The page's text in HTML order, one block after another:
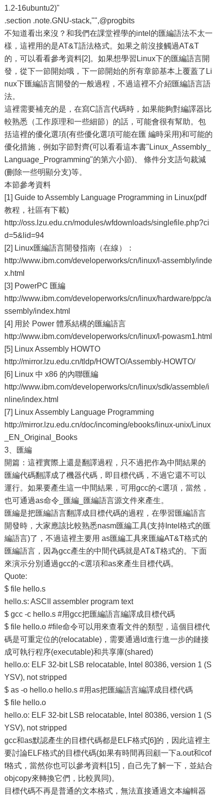
1.2-16ubuntu2)"
.section .note.GNU-stack,"",@progbits
不知道看出來沒？和我們在課堂裡學的intel的匯編語法不太一
樣，這裡用的是AT&T語法格式。如果之前沒接觸過AT&T
的，可以看看參考資料[2]。如果想學習Linux下的匯編語言開
發，從下一節開始哦，下一節開始的所有章節基本上覆蓋了Li
nux下匯編語言開發的一般過程，不過這裡不介紹匯編語言語
法。
這裡需要補充的是，在寫C語言代碼時，如果能夠對編譯器比
較熟悉（工作原理和一些細節）的話，可能會很有幫助。包
括這裡的優化選項(有些優化選項可能在匯 編時采用)和可能的
優化措施，例如字節對齊(可以看看這本書"Linux_Assembly_
Language_Programming"的第六小節)、 條件分支語句裁減
(刪除一些明顯分支)等。
本節參考資料
[1] Guide to Assembly Language Programming in Linux(pdf
教程，社區有下載)
http://oss.lzu.edu.cn/modules/wfdownloads/singlefile.php?ci
d=5&lid=94
[2] Linux匯編語言開發指南（在線）：
http://www.ibm.com/developerworks/cn/linux/l-assembly/inde
x.html
[3] PowerPC 匯編
http://www.ibm.com/developerworks/cn/linux/hardware/ppc/a
ssembly/index.html
[4] 用於 Power 體系結構的匯編語言
http://www.ibm.com/developerworks/cn/linux/l-powasm1.html
[5] Linux Assembly HOWTO
http://mirror.lzu.edu.cn/tldp/HOWTO/Assembly-HOWTO/
[6] Linux 中 x86 的內聯匯編
http://www.ibm.com/developerworks/cn/linux/sdk/assemble/i
nline/index.html
[7] Linux Assembly Language Programming
http://mirror.lzu.edu.cn/doc/incoming/ebooks/linux-unix/Linux
_EN_Original_Books
3、匯編
開篇：這裡實際上還是翻譯過程，只不過把作為中間結果的
匯編代碼翻譯成了機器代碼，即目標代碼，不過它還不可以
運行。如果要產生這一中間結果，可用gcc的-c選項，當然，
也可通過as命令_匯編_匯編語言源文件來產生。
匯編是把匯編語言翻譯成目標代碼的過程，在學習匯編語言
開發時，大家應該比較熟悉nasm匯編工具(支持Intel格式的匯
編語言)了，不過這裡主要用 as匯編工具來匯編AT&T格式的
匯編語言，因為gcc產生的中間代碼就是AT&T格式的。下面
來演示分別通過gcc的-c選項和as來產生目標代碼。
Quote:
$ file hello.s
hello.s: ASCII assembler program text
$ gcc -c hello.s #用gcc把匯編語言編譯成目標代碼
$ file hello.o #file命令可以用來查看文件的類型，這個目標代
碼是可重定位的(relocatable)，需要通過ld進行進一步的鏈接
成可執行程序(executable)和共享庫(shared)
hello.o: ELF 32-bit LSB relocatable, Intel 80386, version 1 (S
YSV), not stripped
$ as -o hello.o hello.s #用as把匯編語言編譯成目標代碼
$ file hello.o
hello.o: ELF 32-bit LSB relocatable, Intel 80386, version 1 (S
YSV), not stripped
gcc和as默認產生的目標代碼都是ELF格式[6]的，因此這裡主
要討論ELF格式的目標代碼(如果有時間再回顧一下a.out和cof
f格式，當然你也可以參考資料[15]，自己先了解一下，並結合
objcopy來轉換它們，比較異同)。
目標代碼不再是普通的文本格式，無法直接通過文本編輯器